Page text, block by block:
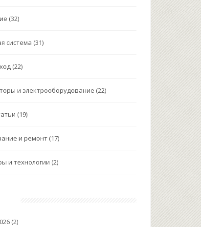
(32)
система (31)
(22)
и электрооборудование (22)
(19)
и ремонт (17)
и технологии (2)
(2)